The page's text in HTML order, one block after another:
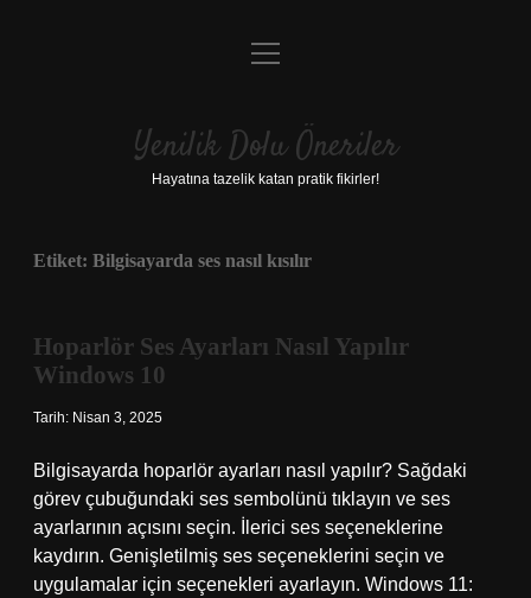
Anasayfa
Yasal Uyarı
menüyü
Yenilik Dolu Öneriler
Hayatına tazelik katan pratik fikirler!
Etiket: Bilgisayarda ses nasıl kısılır
Hoparlör Ses Ayarları Nasıl Yapılır
Windows 10
Tarih: Nisan 3, 2025
Bilgisayarda hoparlör ayarları nasıl yapılır? Sağdaki
görev çubuğundaki ses sembolünü tıklayın ve ses
ayarlarının açısını seçin. İlerici ses seçeneklerine
kaydırın. Genişletilmiş ses seçeneklerini seçin ve
uygulamalar için seçenekleri ayarlayın. Windows 11: